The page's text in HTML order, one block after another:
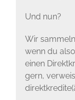
Und nun?
Wir
wenn du
einen
gern,